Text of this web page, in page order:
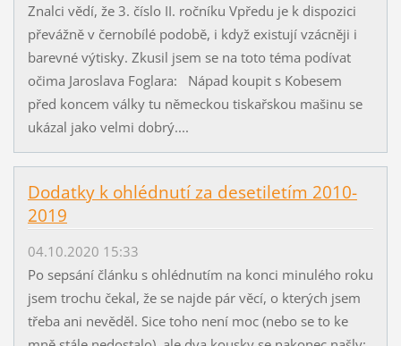
Znalci vědí, že 3. číslo II. ročníku Vpředu je k dispozici
převážně v černobílé podobě, i když existují vzácněji i
barevné výtisky. Zkusil jsem se na toto téma podívat
očima Jaroslava Foglara: Nápad koupit s Kobesem
před koncem války tu německou tiskařskou mašinu se
ukázal jako velmi dobrý....
Dodatky k ohlédnutí za desetiletím 2010-
2019
04.10.2020 15:33
Po sepsání článku s ohlédnutím na konci minulého roku
jsem trochu čekal, že se najde pár věcí, o kterých jsem
třeba ani nevěděl. Sice toho není moc (nebo se to ke